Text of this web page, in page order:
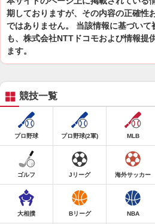
期しておりますが、その内容の正確性
ではありません。 当該情報に基づい
も、株式会社NTTドコモおよび情報提
ます。
競技一覧
プロ野球 プロ野球(2軍) MLB
ゴルフ Jリーグ 海外サッカー
大相撲 Bリーグ NBA